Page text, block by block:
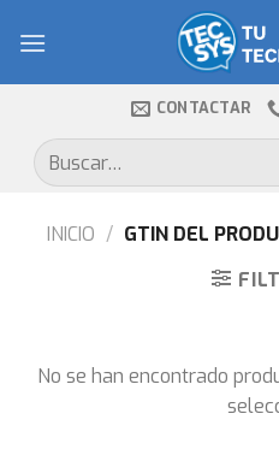
CONTACTAR
Buscar
por:
INICIO / GTIN DEL
No se han encontrado